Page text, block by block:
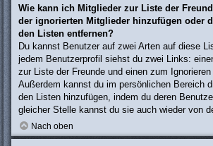
Wie kann ich Mitglieder zur Liste der
der ignorierten Mitglieder hinzufügen oder
den Listen entfernen?
Du kannst Benutzer auf zwei Arten auf diese
jedem Benutzerprofil siehst du zwei Links:
zur Liste der Freunde und einen zum Ignorieren
Außerdem kannst du im persönlichen Bereich
den Listen hinzufügen, indem du deren
gleicher Stelle kannst du sie auch wieder von
Nach oben